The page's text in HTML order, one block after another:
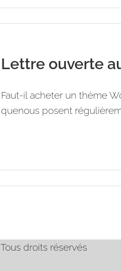
Lettre ouverte
Faut-il acheter un thème
quenous posent
| Tous droits réservés